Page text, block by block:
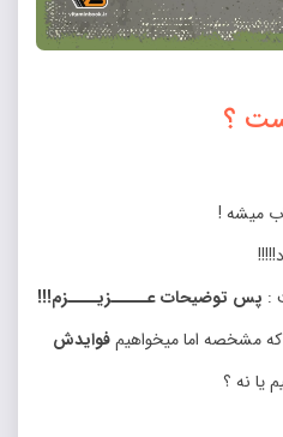
؟
میشه !
: پس توضیحات عـــــزیــــزم!!!
مشخصه اما میخواهیمفوایدش
یا نه ؟